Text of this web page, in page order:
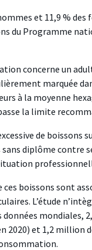
et 11,9 %
du Programme
concerne un
marquée
à la moyenne
la limite
de boissons
sans diplôme contre
ces boissons sont
L’étude
données mondiales,
2020) et 1,2 million